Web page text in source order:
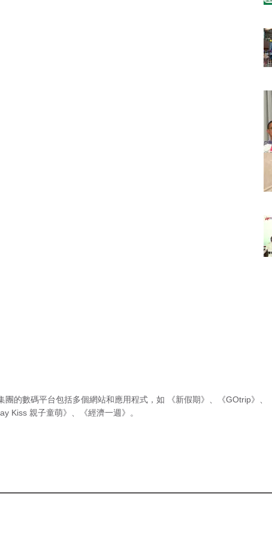
團的數碼平台包括多個網站和應用程式，如 《新假期》 《GOtrip》
Kiss 親子童萌》
《經濟一週》 。